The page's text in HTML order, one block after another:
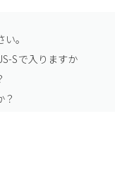
。
Sで入りますか